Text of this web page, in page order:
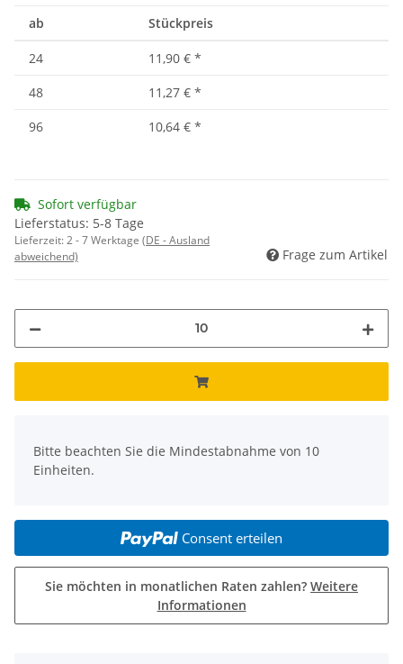
ab Stückpreis
24 11,90 € *
48
11,27 € *
96
10,64 € *
Sofort verfügbar
Lieferstatus: 5-8 Tage
Lieferzeit:2 - 7 Werktage (DE - Ausland
abweichend)
Frage zum Artikel
Bitte beachten Sie die Mindestabnahme von 10
Einheiten.
Consent erteilen
Sie möchten in monatlichen Raten zahlen? Weitere
Informationen